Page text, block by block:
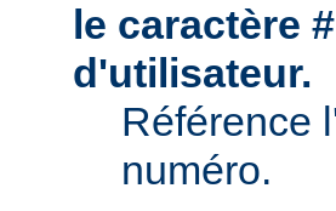
le caractère
d'utilisateur.
Référence
numéro.